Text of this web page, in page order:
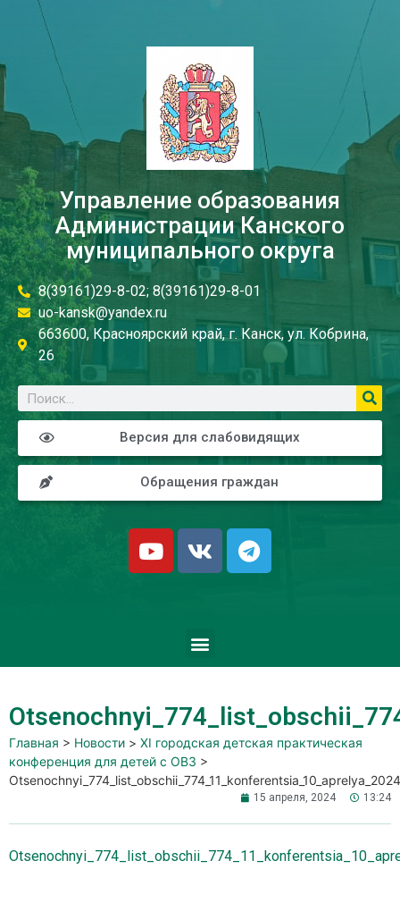
Управление образования
Администрации Канского
муниципального округа
8(39161)29-8-02; 8(39161)29-8-01
uo-kansk@yandex.ru
663600, Красноярский край, г. Канск, ул. Кобрина,
26
Версия для слабовидящих
Обращения граждан
Главная > Новости > XI городская детская практическая
конференция для детей с ОВЗ >
15 апреля, 2024 13:24